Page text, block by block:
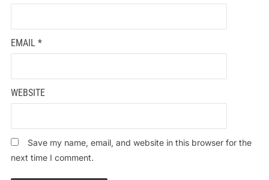
EMAIL *
WEBSITE
Save my name, email, and website in this browser for the
next time I comment.